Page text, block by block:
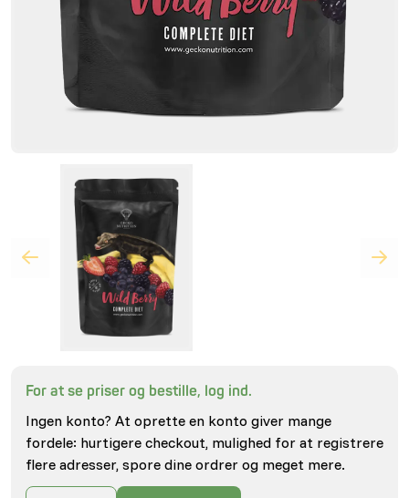
For at se priser og bestille, log ind.
Ingen konto? At oprette en konto giver mange
fordele: hurtigere checkout, mulighed for at registrere
flere adresser, spore dine ordrer og meget mere.